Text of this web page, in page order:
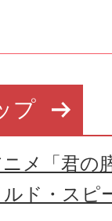
プ
メ「君の
ルド・ス